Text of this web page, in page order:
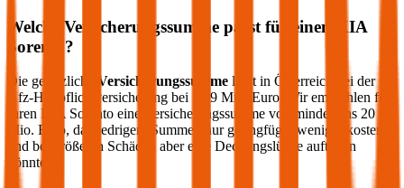
Welche Versicherungssumme passt für einen
KIA
Sorento ?
Die gesetzliche Versicherungssumme liegt in Österreich bei der
Kfz-Haftpflichtversicherung bei 7,79 Mio. Euro. Wir empfehlen für
Ihren KIA Sorento eine Versicherungssumme von mindestens 20
Mio. Euro, da niedrigere Summen nur geringfügig weniger kosten
und bei größeren Schäden aber eine Deckungslücke auftreten
könnte.